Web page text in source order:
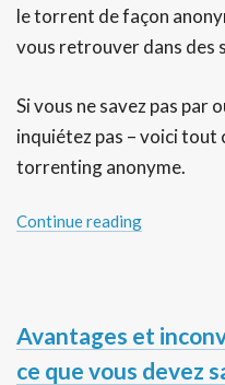
le torrent de façon
vous retrouver dans des
Si vous ne savez pas par
inquiétez pas – voici tout
torrenting anonyme.
Continue reading
Avantages et
ce que vous devez